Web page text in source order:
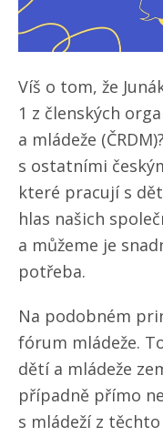
Víš o tom, že
1 z členských
a mládeže
s ostatními
které pracují s
hlas našich
a můžeme je
potřeba.
Na podobném
fórum mládeže.
dětí a mládeže
případně přímo
s mládeží z